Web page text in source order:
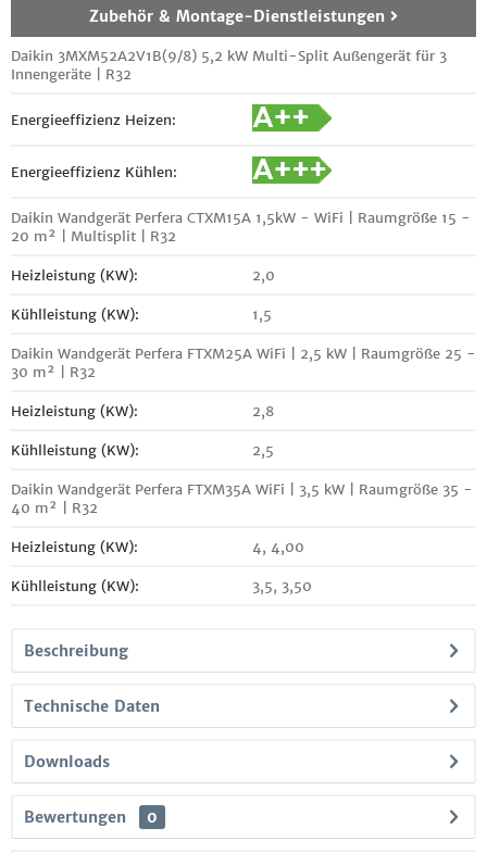
Zubehör & Montage-Dienstleistungen
Daikin 3MXM52A2V1B(9/8) 5,2 kW Multi-Split Außengerät für 3
Innengeräte | R32
Energieeffizienz Heizen:
Energieeffizienz Kühlen:
Daikin Wandgerät Perfera CTXM15A 1,5kW - WiFi | Raumgröße 15 -
20 m² | Multisplit | R32
Heizleistung (KW): 2,0
Kühlleistung (KW): 1,5
Daikin Wandgerät Perfera FTXM25A WiFi | 2,5 kW | Raumgröße 25 -
30 m² | R32
Heizleistung (KW): 2,8
Kühlleistung (KW): 2,5
Daikin Wandgerät Perfera FTXM35A WiFi | 3,5 kW | Raumgröße 35 -
40 m² | R32
Heizleistung (KW): 4, 4,00
Kühlleistung (KW): 3,5, 3,50
Beschreibung
Technische Daten
Downloads
Bewertungen 0